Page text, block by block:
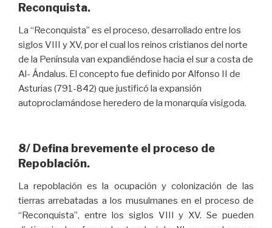
Reconquista.
La “Reconquista” es el proceso, desarrollado entre los
siglos VIII y XV, por el cual los reinos cristianos del norte
de la Península van expandiéndose hacia el sur a costa de
Al- Ándalus. El concepto fue definido por Alfonso II de
Asturias (791-842) que justificó la expansión
autoproclamándose heredero de la monarquía visigoda.
8/ Defina brevemente el proceso de
Repoblación.
La repoblación es la ocupación y colonización de las
tierras arrebatadas a los musulmanes en el proceso de
“Reconquista”, entre los siglos VIII y XV. Se pueden